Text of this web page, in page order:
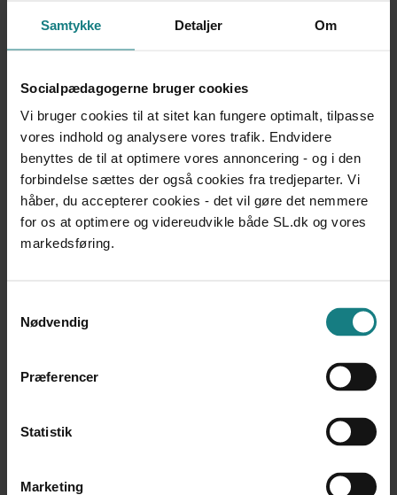
Samtykke Detaljer Om
Socialpædagogerne bruger cookies
Vi bruger cookies til at sitet kan fungere optimalt, tilpasse
vores indhold og analysere vores trafik. Endvidere
benyttes de til at optimere vores annoncering - og i den
forbindelse sættes der også cookies fra tredjeparter. Vi
håber, du accepterer cookies - det vil gøre det nemmere
for os at optimere og videreudvikle både SL.dk og vores
markedsføring.
Nødvendig
Præferencer
Statistik
Marketing
arbejdsfagligt syn på aktivering af sindslidende
Eva Højmark
UNDERSØGELSER OG EVALUERINGER
Modelprojekt om beskyttet beskæftigelse. Slutrapport
Rambøll Management Consulting
Udgivet 2011
UNDERSØGELSER OG EVALUERINGER
Fra uddannelse til arbejdsmarked – En undersøgelse af
muligheder og barrierer for nyuddannede med handicap
Sammenslutning af Unge med Handicap
Socialøkonomiske virksomheder i Danmark - Når
Frederik Thuesen, Henning Bjerregaard Bach, Karsten
virksomheder